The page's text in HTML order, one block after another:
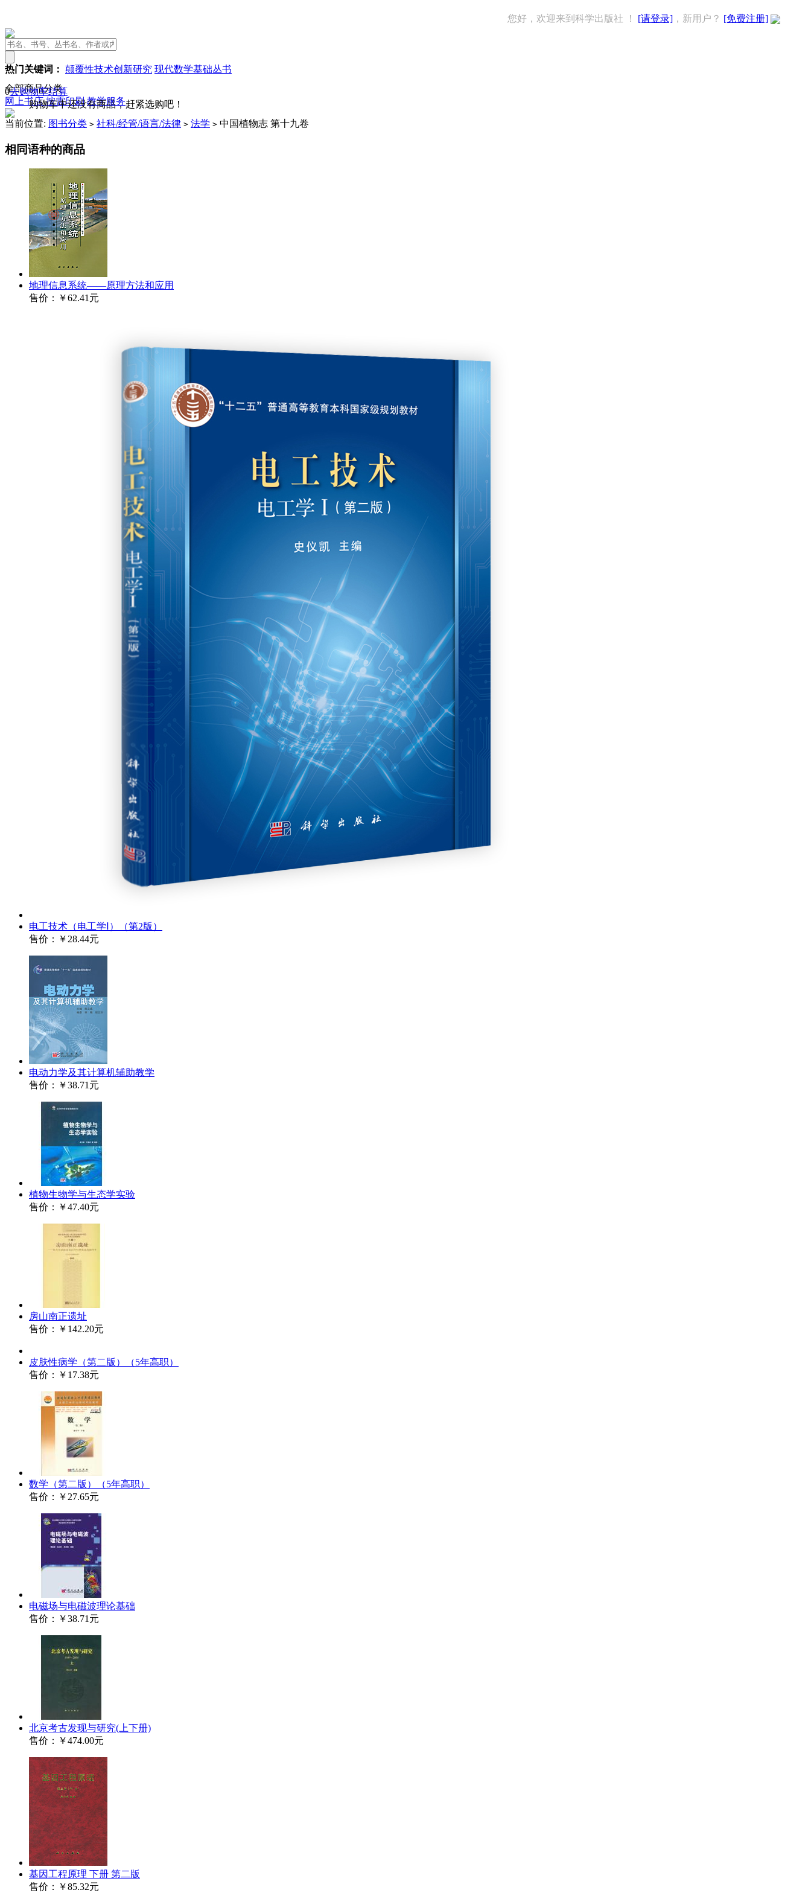
您好，欢迎来到科学出版社 ！ [请登录] ，新用户？ [免费注册]
热门关键词： 颠覆性技术创新研究 现代数学基础丛书
0去购物车结算
购物车中还没有商品，赶紧选购吧！
全部商品分类
网上书店按需印刷 教学服务
当前位置: 图书分类 > 社科/经管/语言/法律 > 法学 > 中国植物志 第十九卷
相同语种的商品
地理信息系统——原理方法和应用
售价：
￥62.41元
电工技术（电工学Ⅰ）（第2版）
售价：
￥28.44元
电动力学及其计算机辅助教学
售价：
￥38.71元
植物生物学与生态学实验
售价：
￥47.40元
房山南正遗址
售价：
￥142.20元
皮肤性病学（第二版）（5年高职）
售价：
￥17.38元
数学（第二版）（5年高职）
售价：
￥27.65元
电磁场与电磁波理论基础
售价：
￥38.71元
北京考古发现与研究(上下册)
售价：
￥474.00元
基因工程原理 下册 第二版
售价：
￥85.32元